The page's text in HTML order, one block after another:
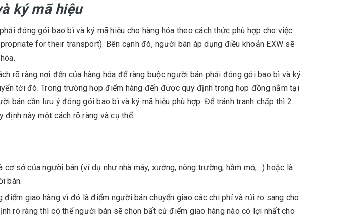
ký mã hiệu
đóng gói bao bì và ký mã hiệu cho hàng hóa theo cách thức phù hợp cho việc
for their transport). Bên cạnh đó, người bán áp dụng điều khoản EXW sẽ
rõ ràng nơi đến của hàng hóa để ràng buộc người bán phải đóng gói bao bì và ký
tới đó. Trong trường hợp điểm hàng đến được quy định trong hợp đồng nằm tại
bán cần lưu ý đóng gói bao bì và ký mã hiệu phù hợp. Để tránh tranh chấp thì 2
này một cách rõ ràng và cụ thể.
cơ sở của người bán (ví dụ như nhà máy, xưởng, nông trường, hầm mỏ,…) hoặc là
bán.
điểm giao hàng vì đó là điểm người bán chuyển giao các chi phí và rủi ro sang cho
rõ ràng thì có thể người bán sẽ chọn bất cứ điểm giao hàng nào có lợi nhất cho